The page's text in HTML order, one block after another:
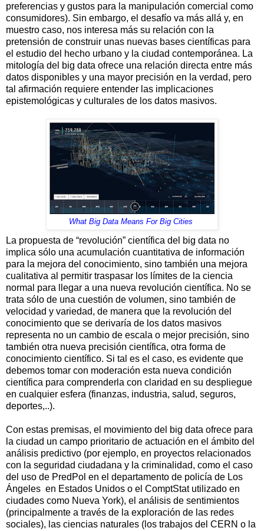
preferencias y gustos para la manipulación comercial como
consumidores). Sin embargo, el desafío va más allá y, en
muestro caso, nos interesa más su relación con la
pretensión de construir unas nuevas bases científicas para
el estudio del hecho urbano y la ciudad contemporánea. La
mitología del big data ofrece una relación directa entre más
datos disponibles y una mayor precisión en la verdad, pero
tal afirmación requiere entender las implicaciones
epistemológicas y culturales de los datos masivos.
What Big Data Means For Big Cities
La propuesta de “revolución” científica del big data no
implica sólo una acumulación cuantitativa de información
para la mejora del conocimiento, sino también una mejora
cualitativa al permitir traspasar los límites de la ciencia
normal para llegar a una nueva revolución científica. No se
trata sólo de una cuestión de volumen, sino también de
velocidad y variedad, de manera que la revolución del
conocimiento que se derivaría de los datos masivos
representa no un cambio de escala o mejor precisión, sino
también otra nueva precisión científica, otra forma de
conocimiento científico. Si tal es el caso, es evidente que
debemos tomar con moderación esta nueva condición
científica para comprenderla con claridad en su despliegue
en cualquier esfera (finanzas, industria, salud, seguros,
deportes,..).
Con estas premisas, el movimiento del big data ofrece para
la ciudad un campo prioritario de actuación en el ámbito del
análisis predictivo (por ejemplo, en proyectos relacionados
con la seguridad ciudadana y la criminalidad, como el caso
del uso de PredPol en el departamento de policía de Los
Ángeles en Estados Unidos o el ComptStat utilizado en
ciudades como Nueva York), el análisis de sentimientos
(principalmente a través de la exploración de las redes
sociales), las ciencias naturales (los trabajos del CERN o la